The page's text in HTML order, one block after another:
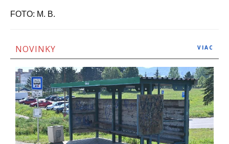
FOTO: M. B.
NOVINKY VIAC